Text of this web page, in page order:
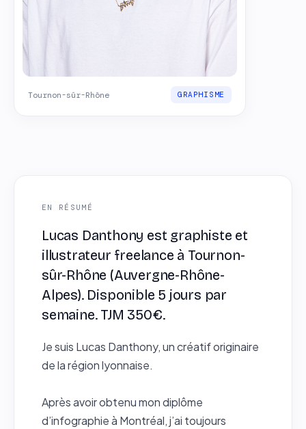
Tournon-sûr-Rhône GRAPHISME
EN RÉSUMÉ
Lucas Danthony est graphiste et
illustrateur freelance à Tournon-
sûr-Rhône (Auvergne-Rhône-
Alpes). Disponible 5 jours par
semaine. TJM 350€.
Je suis Lucas Danthony, un créatif originaire
de la région lyonnaise.
Après avoir obtenu mon diplôme
d’infographie à Montréal, j’ai toujours